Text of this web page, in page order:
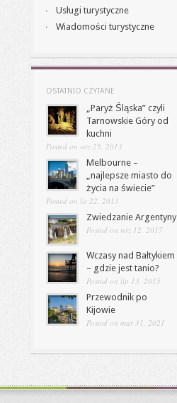
Usługi turystyczne
Wiadomości turystyczne
OSTATNIO CZYTANE
„Paryż Śląska” czyli
Tarnowskie Góry od
kuchni
Posted on wrz 25, 2013
Melbourne –
„najlepsze miasto do
życia na świecie”
Posted on lis 22, 2013
Zwiedzanie Argentyny
Posted on wrz 12, 2017
Wczasy nad Bałtykiem
– gdzie jest tanio?
Posted on lip 13, 2015
Przewodnik po
Kijowie
Posted on mar 31, 2021